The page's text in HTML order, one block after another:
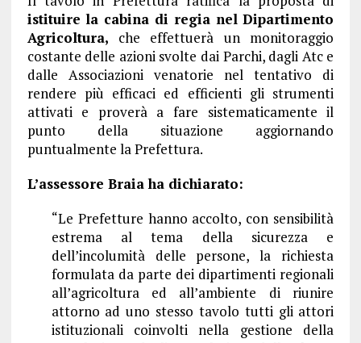
istituire la cabina di regia nel Dipartimento
Agricoltura, che effettuerà un monitoraggio
costante delle azioni svolte dai Parchi, dagli Atc e
dalle Associazioni venatorie nel tentativo di
rendere più efficaci ed efficienti gli strumenti
attivati e proverà a fare sistematicamente il
punto della situazione aggiornando
puntualmente la Prefettura.
L’assessore Braia ha dichiarato:
“Le Prefetture hanno accolto, con sensibilità
estrema al tema della sicurezza e
dell’incolumità delle persone, la richiesta
formulata da parte dei dipartimenti regionali
all’agricoltura ed all’ambiente di riunire
attorno ad uno stesso tavolo tutti gli attori
istituzionali coinvolti nella gestione della